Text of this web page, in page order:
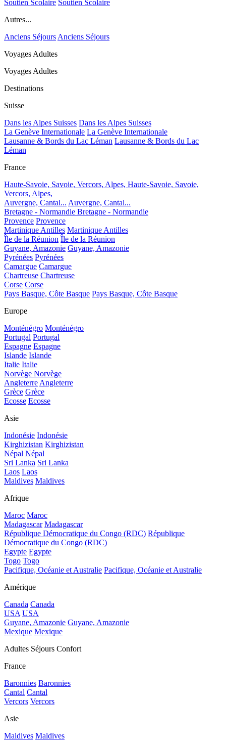
Soutien Scolaire Soutien Scolaire
Autres...
Anciens Séjours Anciens Séjours
Voyages Adultes
Voyages Adultes
Destinations
Suisse
Dans les Alpes Suisses Dans les Alpes Suisses
La Genève Internationale La Genève Internationale
Lausanne & Bords du Lac Léman Lausanne & Bords du Lac
Léman
France
Haute-Savoie, Savoie, Vercors, Alpes, Haute-Savoie, Savoie,
Vercors, Alpes,
Auvergne, Cantal... Auvergne, Cantal...
Bretagne - Normandie Bretagne - Normandie
Provence Provence
Martinique Antilles Martinique Antilles
Île de la Réunion Île de la Réunion
Guyane, Amazonie Guyane, Amazonie
Pyrénées Pyrénées
Camargue Camargue
Chartreuse Chartreuse
Corse Corse
Pays Basque, Côte Basque Pays Basque, Côte Basque
Europe
Monténégro Monténégro
Portugal Portugal
Espagne Espagne
Islande Islande
Italie Italie
Norvège Norvège
Angleterre Angleterre
Grèce Grèce
Ecosse Ecosse
Asie
Indonésie Indonésie
Kirghizistan Kirghizistan
Népal Népal
Sri Lanka Sri Lanka
Laos Laos
Maldives Maldives
Afrique
Maroc Maroc
Madagascar Madagascar
République Démocratique du Congo (RDC) République
Démocratique du Congo (RDC)
Egypte Egypte
Togo Togo
Pacifique, Océanie et Australie Pacifique, Océanie et Australie
Amérique
Canada Canada
USA USA
Guyane, Amazonie Guyane, Amazonie
Mexique Mexique
Adultes Séjours Confort
France
Baronnies Baronnies
Cantal Cantal
Vercors Vercors
Asie
Maldives Maldives